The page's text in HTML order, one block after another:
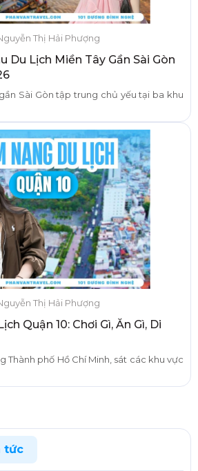
Thị Hải Phượng
Du Lịch Miền Tây Gần Sài Gòn
Sài Gòn tập trung chủ yếu tại ba khu
Thị Hải Phượng
Quận 10: Chơi Gì, Ăn Gì, Di
Thành phố Hồ Chí Minh, sát các khu vực
tức